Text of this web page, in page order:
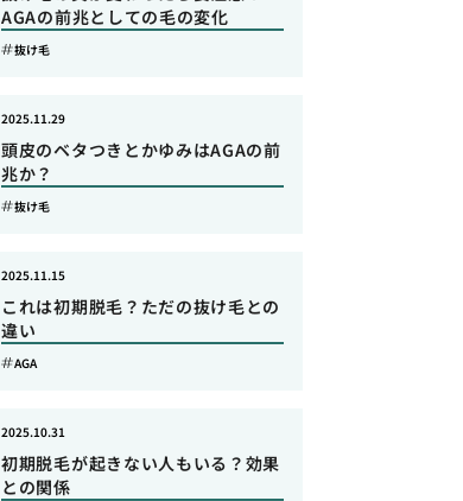
AGAの前兆としての毛の変化
抜け毛
頭皮のベタつきとかゆみはAGAの前
兆か？
2025.11.29
抜け毛
これは初期脱毛？ただの抜け毛との
違い
2025.11.15
AGA
初期脱毛が起きない人もいる？効果
との関係
2025.10.31